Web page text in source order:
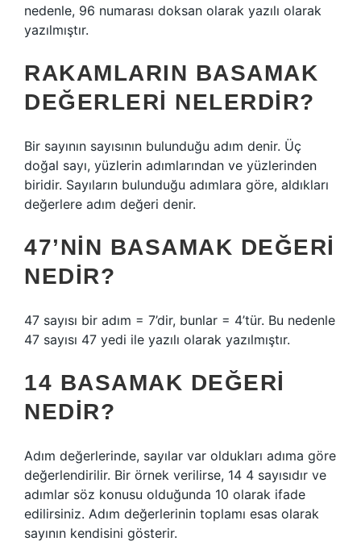
nedenle, 96 numarası doksan olarak yazılı olarak
yazılmıştır.
RAKAMLARIN BASAMAK
DEĞERLERI NELERDIR?
Bir sayının sayısının bulunduğu adım denir. Üç
doğal sayı, yüzlerin adımlarından ve yüzlerinden
biridir. Sayıların bulunduğu adımlara göre, aldıkları
değerlere adım değeri denir.
47’NIN BASAMAK DEĞERI
NEDIR?
47 sayısı bir adım = 7’dir, bunlar = 4’tür. Bu nedenle
47 sayısı 47 yedi ile yazılı olarak yazılmıştır.
14 BASAMAK DEĞERI
NEDIR?
Adım değerlerinde, sayılar var oldukları adıma göre
değerlendirilir. Bir örnek verilirse, 14 4 sayısıdır ve
adımlar söz konusu olduğunda 10 olarak ifade
edilirsiniz. Adım değerlerinin toplamı esas olarak
sayının kendisini gösterir.